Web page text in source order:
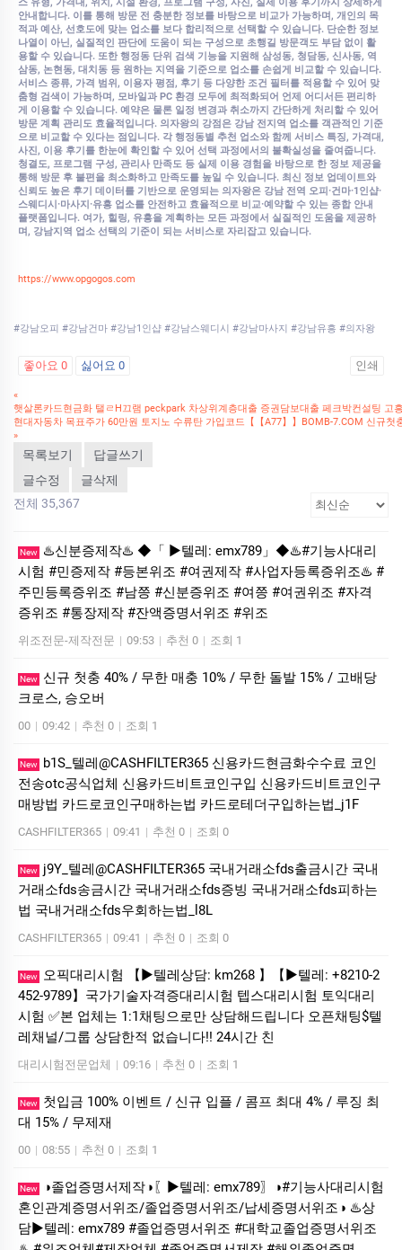
안내합니다. 이를 통해 방문 전 충분한 정보를 바탕으로 비교가 가능하며, 개인의 목
적과 예산, 선호도에 맞는 업소를 보다 합리적으로 선택할 수 있습니다. 단순한 정보
나열이 아닌, 실질적인 판단에 도움이 되는 구성으로 초행길 방문객도 부담 없이 활
용할 수 있습니다. 또한 행정동 단위 검색 기능을 지원해 삼성동, 청담동, 신사동, 역
삼동, 논현동, 대치동 등 원하는 지역을 기준으로 업소를 손쉽게 비교할 수 있습니다.
서비스 종류, 가격 범위, 이용자 평점, 후기 등 다양한 조건 필터를 적용할 수 있어 맞
춤형 검색이 가능하며, 모바일과 PC 환경 모두에 최적화되어 언제 어디서든 편리하
게 이용할 수 있습니다. 예약은 물론 일정 변경과 취소까지 간단하게 처리할 수 있어
방문 계획 관리도 효율적입니다. 의자왕의 강점은 강남 전지역 업소를 객관적인 기준
으로 비교할 수 있다는 점입니다. 각 행정동별 추천 업소와 함께 서비스 특징, 가격대,
사진, 이용 후기를 한눈에 확인할 수 있어 선택 과정에서의 불확실성을 줄여줍니다.
청결도, 프로그램 구성, 관리사 만족도 등 실제 이용 경험을 바탕으로 한 정보 제공을
통해 방문 후 불편을 최소화하고 만족도를 높일 수 있습니다. 최신 정보 업데이트와
신뢰도 높은 후기 데이터를 기반으로 운영되는 의자왕은 강남 전역 오피·건마·1인샵·
스웨디시·마사지·유흥 업소를 안전하고 효율적으로 비교·예약할 수 있는 종합 안내
플랫폼입니다. 여가, 힐링, 유흥을 계획하는 모든 과정에서 실질적인 도움을 제공하
며, 강남지역 업소 선택의 기준이 되는 서비스로 자리잡고 있습니다.
https://www.opgogos.com
#강남오피 #강남건마 #강남1인샵 #강남스웨디시 #강남마사지 #강남유흥 #의자왕
좋아요 0 싫어요 0 인쇄
«
햇살론카드현금화 탤ㄹH끄램 peckpark 차상위계층대출 증권담보대출 페크박컨설팅 고
현대자동차 목표주가 60만원 토지노 수류탄 가입코드【【A77】】BOMB-7.COM 신규첫
»
목록보기
답글쓰기
글수정
글삭제
전체 35,367
New
♨️신분증제작♨️ ◆「 ▶텔레: emx789」◆♨️#기능사대리
시험 #민증제작 #등본위조 #여권제작 #사업자등록증위조♨️ #
주민등록증위조 #남쯩 #신분증위조 #여쯩 #여권위조 #자격
증위조 #통장제작 #잔액증명서위조 #위조
위조전문-제작전문 | 09:53 | 추천 0 | 조회 1
New
신규 첫충 40% / 무한 매충 10% / 무한 돌발 15% / 고배당
크로스, 승오버
00 | 09:42 | 추천 0 | 조회 1
New
b1S_텔레@CASHFILTER365 신용카드현금화수수료 코인
전송otc공식업체 신용카드비트코인구입 신용카드비트코인구
매방법 카드로코인구매하는법 카드로테더구입하는법_j1F
CASHFILTER365 | 09:41 | 추천 0 | 조회 0
New
j9Y_텔레@CASHFILTER365 국내거래소fds출금시간 국내
거래소fds송금시간 국내거래소fds증빙 국내거래소fds피하는
법 국내거래소fds우회하는법_l8L
CASHFILTER365 | 09:41 | 추천 0 | 조회 0
New
오픽대리시험 【▶텔레상담: km268 】【▶텔레: +8210-2
452-9789】국가기술자격증대리시험 텝스대리시험 토익대리
시험 ✅본 업체는 1:1채팅으로만 상담해드립니다 오픈채팅$텔
레채널/그룹 상담한적 없습니다!! 24시간 친
대리시험전문업체 | 09:16 | 추천 0 | 조회 1
New
첫입금 100% 이벤트 / 신규 입플 / 콤프 최대 4% / 루징 최
대 15% / 무제재
00 | 08:55 | 추천 0 | 조회 1
New
◑졸업증명서제작◑〖▶텔레: emx789〗◑#기능사대리시험
혼인관계증명서위조/졸업증명서위조/납세증명서위조◑ ♨️상
담▶텔레: emx789 #졸업증명서위조 #대학교졸업증명서위조